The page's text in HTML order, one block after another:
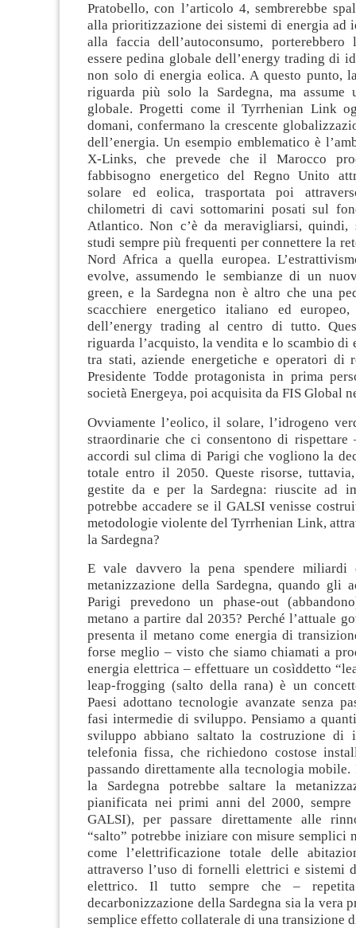
Pratobello, con l’articolo 4, sembrerebbe
alla prioritizzazione dei sistemi di energia ad
alla faccia dell’autoconsumo, porterebbero
essere pedina globale dell’energy trading di
non solo di energia eolica. A questo punto,
riguarda più solo la Sardegna, ma assume
globale. Progetti come il Tyrrhenian Link
domani, confermano la crescente
dell’energia. Un esempio emblematico è
X-Links, che prevede che il Marocco
fabbisogno energetico del Regno Unito
solare ed eolica, trasportata poi
chilometri di cavi sottomarini posati sul
Atlantico. Non c’è da meravigliarsi, quindi,
studi sempre più frequenti per connettere la
Nord Africa a quella europea.
evolve, assumendo le sembianze di un
green, e la Sardegna non è altro che una
scacchiere energetico italiano ed
dell’energy trading al centro di tutto.
riguarda l’acquisto, la vendita e lo scambio di
tra stati, aziende energetiche e operatori di
Presidente Todde protagonista in prima
società Energeya, poi acquisita da FIS Global
Ovviamente l’eolico, il solare, l’idrogeno
straordinarie che ci consentono di
accordi sul clima di Parigi che vogliono la
totale entro il 2050. Queste risorse,
gestite da e per la Sardegna: riuscite ad
potrebbe accadere se il GALSI venisse
metodologie violente del Tyrrhenian Link,
la Sardegna?
E vale davvero la pena spendere
metanizzazione della Sardegna, quando gli
Parigi prevedono un phase-out
metano a partire dal 2035? Perché l’attuale
presenta il metano come energia di
forse meglio – visto che siamo chiamati a
energia elettrica – effettuare un cosìddetto
leap-frogging (salto della rana) è un
Paesi adottano tecnologie avanzate senza
fasi intermedie di sviluppo. Pensiamo a
sviluppo abbiano saltato la costruzione di
telefonia fissa, che richiedono costose
passando direttamente alla tecnologia
la Sardegna potrebbe saltare la
pianificata nei primi anni del 2000,
GALSI), per passare direttamente alle
“salto” potrebbe iniziare con misure semplici
come l’elettrificazione totale delle
attraverso l’uso di fornelli elettrici e sistemi
elettrico. Il tutto sempre che –
decarbonizzazione della Sardegna sia la vera
semplice effetto collaterale di una transizione